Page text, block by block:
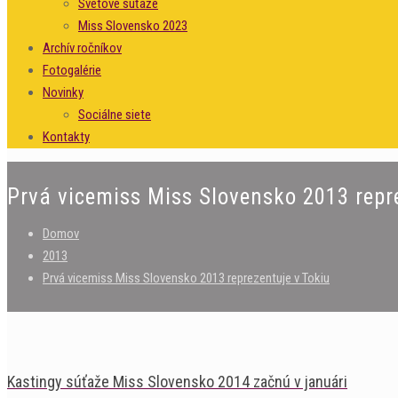
Svetové súťaže
Miss Slovensko 2023
Archív ročníkov
Fotogalérie
Novinky
Sociálne siete
Kontakty
Prvá vicemiss Miss Slovensko 2013
Domov
2013
Prvá vicemiss Miss Slovensko 2013 reprezentuje v Tokiu
Kastingy súťaže Miss Slovensko 2014 začnú v januári